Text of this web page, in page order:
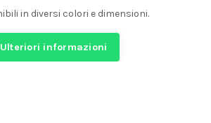
in diversi colori e dimensioni.
Ulteriori informazioni